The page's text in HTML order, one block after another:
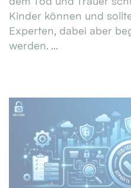
Kinder können und
Experten, dabei aber
werden. ...